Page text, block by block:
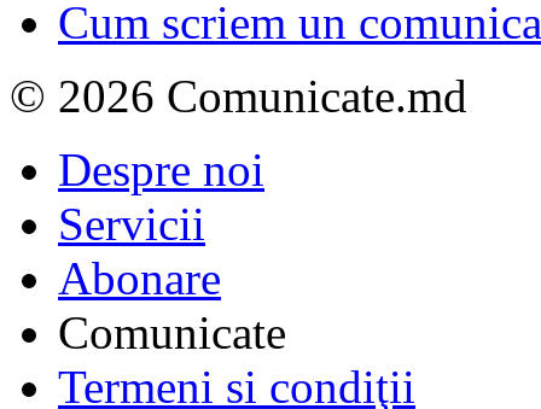
Cum scriem un
© 2026 Comunicate.md
Despre noi
Servicii
Abonare
Comunicate
Termeni si condiţii